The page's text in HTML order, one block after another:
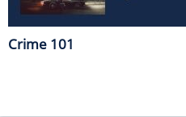
Crime 101